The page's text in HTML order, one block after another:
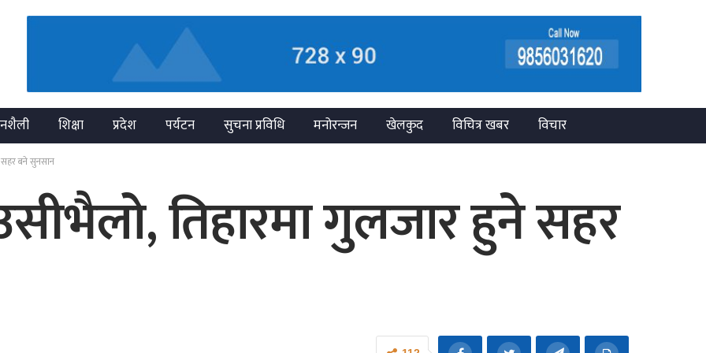
शिक्षा प्रदेश पर्यटन सुचना प्रविधि मनोरन्जन खेलकुद विचित्र खबर
विचार
सहर बने सुनसान
तिहारमा गुलजार हुने सहर